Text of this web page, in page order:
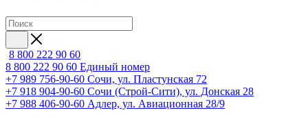
8 800 222 90 60
8 800 222 90 60 Единый номер
+7 989 756-90-60 Сочи, ул. Пластунская 72
+7 918 904-90-60 Сочи (Строй-Сити), ул. Донская 28
+7 988 406-90-60 Адлер, ул. Авиационная 28/9